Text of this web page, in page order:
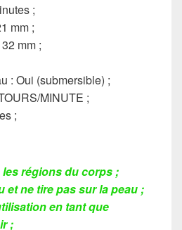
;
mm ;
mm ;
: Oui (submersible) ;
MINUTE ;
;
régions du corps ;
et ne tire pas sur la peau ;
en tant que
;